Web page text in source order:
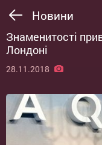
Новини
Знаменитості
Лондоні
28.11.2018